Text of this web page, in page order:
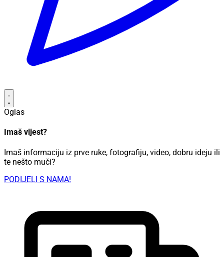
Oglas
Imaš vijest?
Imaš informaciju iz prve ruke, fotografiju, video, dobru ideju ili
te nešto muči?
PODIJELI S NAMA!